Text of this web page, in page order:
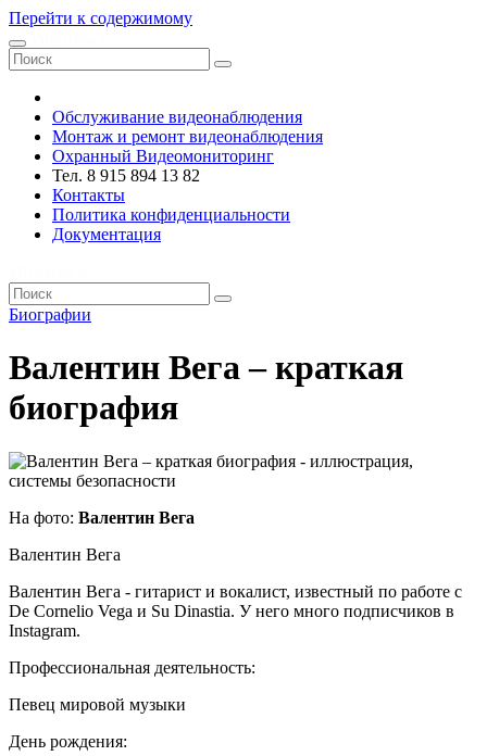
Перейти к содержимому
Обслуживание видеонаблюдения
Монтаж и ремонт видеонаблюдения
Охранный Видеомониторинг
Тел. 8 915 894 13 82
Контакты
Политика конфиденциальности
Документация
Биографии
Валентин Вега – краткая
биография
На фото: Валентин Вега
Валентин Вега
Валентин Вега - гитарист и вокалист, известный по работе с
De Cornelio Vega и Su Dinastia. У него много подписчиков в
Instagram.
Профессиональная деятельность:
Певец мировой музыки
День рождения: